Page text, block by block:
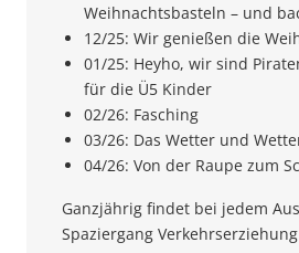
Weihnachtsbasteln – und
12/25: Wir genießen die
01/25: Heyho, wir sind
für die Ü5 Kinder
02/26: Fasching
03/26: Das Wetter und
04/26: Von der Raupe zum
Ganzjährig findet bei jedem
Spaziergang